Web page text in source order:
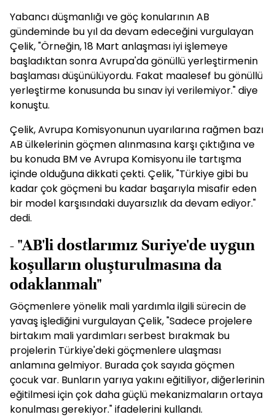
Yabancı düşmanlığı ve göç konularının AB
gündeminde bu yıl da devam edeceğini vurgulayan
Çelik, "Örneğin, 18 Mart anlaşması iyi işlemeye
başladıktan sonra Avrupa'da gönüllü yerleştirmenin
başlaması düşünülüyordu. Fakat maalesef bu gönüllü
yerleştirme konusunda bu sınav iyi verilemiyor." diye
konuştu.
Çelik, Avrupa Komisyonunun uyarılarına rağmen bazı
AB ülkelerinin göçmen alınmasına karşı çıktığına ve
bu konuda BM ve Avrupa Komisyonu ile tartışma
içinde olduğuna dikkati çekti. Çelik, "Türkiye gibi bu
kadar çok göçmeni bu kadar başarıyla misafir eden
bir model karşısındaki duyarsızlık da devam ediyor."
dedi.
- "AB'li dostlarımız Suriye'de uygun
koşulların oluşturulmasına da
odaklanmalı"
Göçmenlere yönelik mali yardımla ilgili sürecin de
yavaş işlediğini vurgulayan Çelik, "Sadece projelere
birtakım mali yardımları serbest bırakmak bu
projelerin Türkiye'deki göçmenlere ulaşması
anlamına gelmiyor. Burada çok sayıda göçmen
çocuk var. Bunların yarıya yakını eğitiliyor, diğerlerinin
eğitilmesi için çok daha güçlü mekanizmaların ortaya
konulması gerekiyor." ifadelerini kullandı.